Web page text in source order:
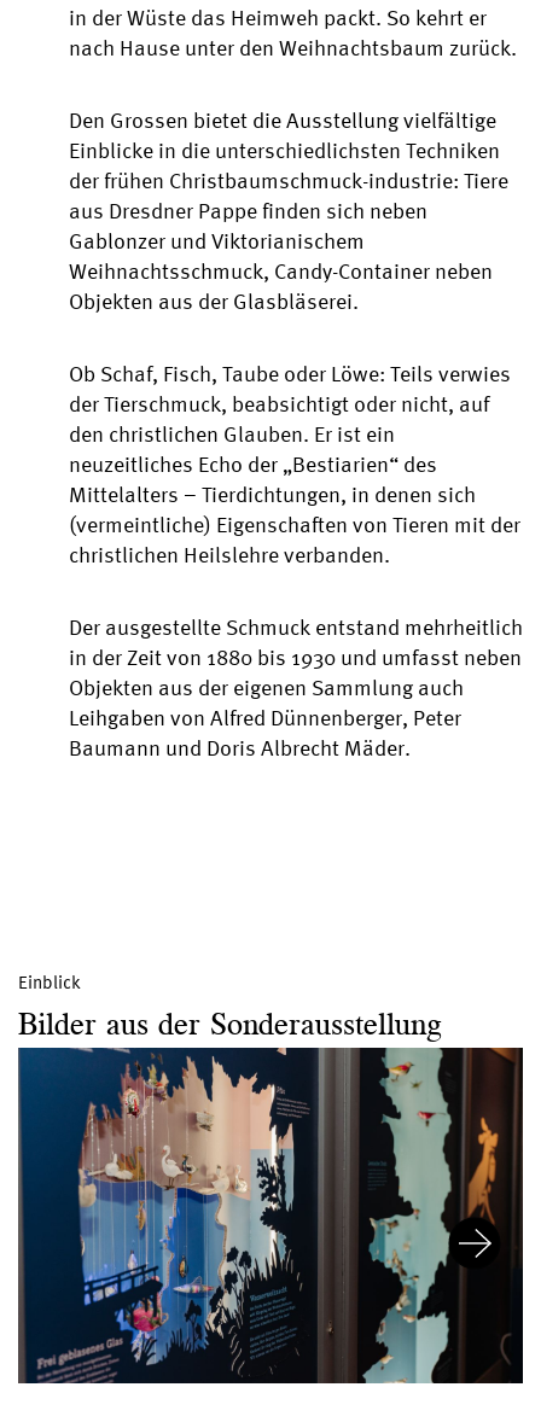
in der Wüste das Heimweh packt. So kehrt er
nach Hause unter den Weihnachtsbaum zurück.
Den Grossen bietet die Ausstellung vielfältige
Einblicke in die unterschiedlichsten Techniken
der frühen Christbaumschmuck-industrie: Tiere
aus Dresdner Pappe finden sich neben
Gablonzer und Viktorianischem
Weihnachtsschmuck, Candy-Container neben
Objekten aus der Glasbläserei.
Ob Schaf, Fisch, Taube oder Löwe: Teils verwies
der Tierschmuck, beabsichtigt oder nicht, auf
den christlichen Glauben. Er ist ein
neuzeitliches Echo der „Bestiarien“ des
Mittelalters – Tierdichtungen, in denen sich
(vermeintliche) Eigenschaften von Tieren mit der
christlichen Heilslehre verbanden.
Der ausgestellte Schmuck entstand mehrheitlich
in der Zeit von 1880 bis 1930 und umfasst neben
Objekten aus der eigenen Sammlung auch
Leihgaben von Alfred Dünnenberger, Peter
Baumann und Doris Albrecht Mäder.
Einblick
Bilder aus der Sonderausstellung